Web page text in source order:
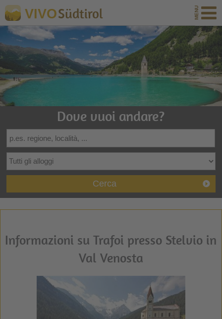
VIVOSüdtirol
Dove vuoi andare?
Cerca
Informazioni su Trafoi presso Stelvio in
Val Venosta